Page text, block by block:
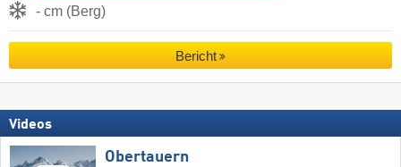
- cm (Berg)
Bericht
Videos
Obertauern